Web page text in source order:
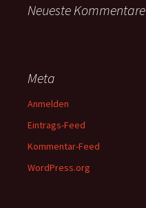
Neueste Kommentare
Meta
Anmelden
Eintrags-Feed
Kommentar-Feed
WordPress.org